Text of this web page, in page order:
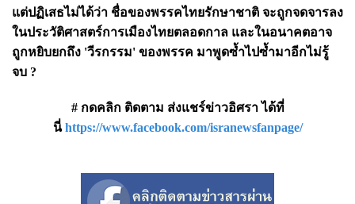
แต่ปฏิเสธไม่ได้ว่า ชื่อของพรรคไทยรักษาชาติ จะถูกจดจารลง
ในประวัติศาสตร์การเมืองไทยตลอดกาล และในอนาคตอาจ
ถูกหยิบยกถึง 'วีรกรรม' ของพรรค มาพูดซ้ำไปซ้ำมาอีกไม่รู้
จบ ?
# กดคลิก ติดตาม ส่งแชร์ข่าวอิศรา ได้ที่
นี่https://www.facebook.com/isranewsfanpage/